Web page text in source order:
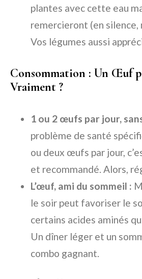
plantes avec cette eau
remercieront (en silence,
Vos légumes aussi
Consommation : Un Œuf
Vraiment ?
1 ou 2 œufs par jour,
problème de santé
ou deux œufs par jour,
et recommandé. Alors,
L’œuf, ami du sommeil :
le soir peut favoriser le
certains acides aminés
Un dîner léger et un
combo gagnant.